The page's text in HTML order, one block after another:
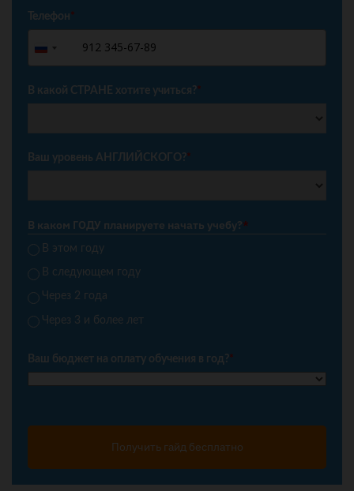
Телефон*
Russia
+7
В какой СТРАНЕ хотите учиться?*
Ваш уровень АНГЛИЙСКОГО?*
В каком ГОДУ планируете начать учебу?*
В этом году
В следующем году
Через 2 года
Через 3 и более лет
Ваш бюджет на оплату обучения в год?*
Получить гайд бесплатно